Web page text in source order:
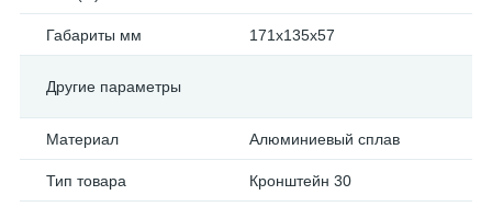
Габариты мм 171х135х57
Другие параметры
Материал Алюминиевый сплав
Тип товара Кронштейн 30